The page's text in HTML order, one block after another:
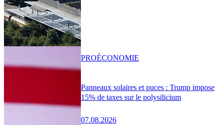
Panneaux solaires et puces : Trump impose
15% de taxes sur le polysilicium
07.08.2026
PROÉCONOMIE